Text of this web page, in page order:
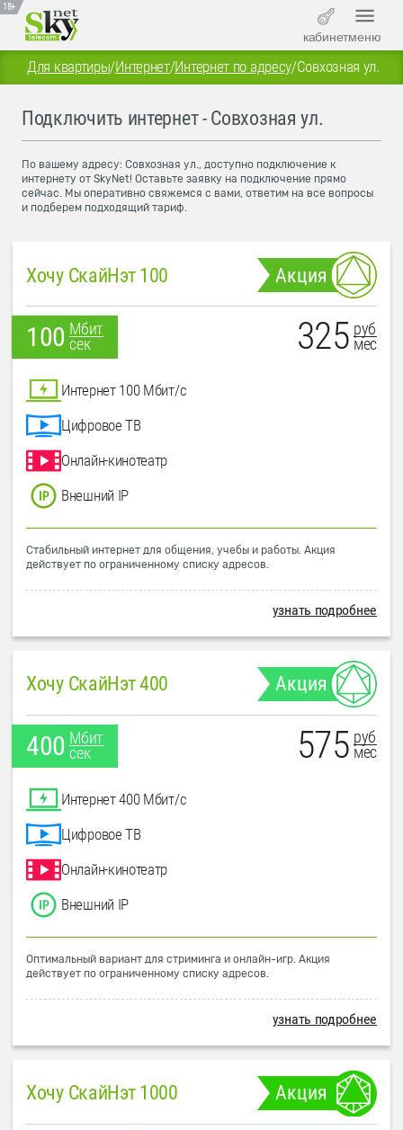
18+
кабинетменю
Для квартиры/Интернет/Интернет по адресу/Совхозная ул.
Подключить интернет - Совхозная ул.
По вашему адресу: Совхозная ул., доступно подключение к
интернету от SkyNet! Оставьте заявку на подключение прямо
сейчас. Мы оперативно свяжемся с вами, ответим на все вопросы
и подберем подходящий тариф.
Хочу СкайНэт 100 Акция
100 Мбит
сек
325 руб
мес
Интернет 100 Мбит/с
Цифровое ТВ
Онлайн-кинотеатр
Внешний IP
Стабильный интернет для общения, учебы и работы. Акция
действует по ограниченному списку адресов.
узнать подробнее
Хочу СкайНэт 400 Акция
400 Мбит
сек
575 руб
мес
Интернет 400 Мбит/с
Цифровое ТВ
Онлайн-кинотеатр
Внешний IP
Оптимальный вариант для стриминга и онлайн-игр. Акция
действует по ограниченному списку адресов.
узнать подробнее
Хочу СкайНэт 1000 Акция